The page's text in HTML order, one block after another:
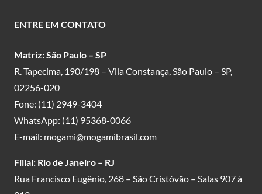
ENTRE EM CONTATO
Matriz: São Paulo – SP
R. Tapecima, 190/198 – Vila Constança, São Paulo – SP,
02256-020
Fone: (11) 2949-3404
WhatsApp: (11) 95368-0066
E-mail: mogami@mogamibrasil.com
Filial: Rio de Janeiro – RJ
Rua Francisco Eugênio, 268 – São Cristóvão – Salas 907 à